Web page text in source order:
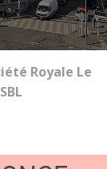
Royale Le